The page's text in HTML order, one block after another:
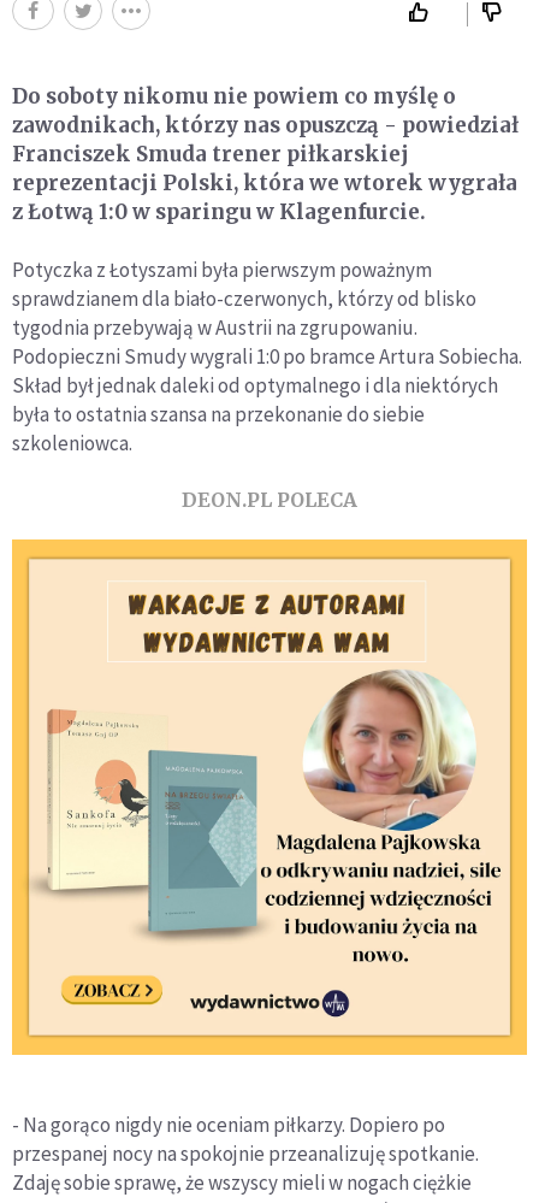
Do soboty nikomu nie powiem co myślę o
zawodnikach, którzy nas opuszczą - powiedział
Franciszek Smuda trener piłkarskiej
reprezentacji Polski, która we wtorek wygrała
z Łotwą 1:0 w sparingu w Klagenfurcie.
Potyczka z Łotyszami była pierwszym poważnym
sprawdzianem dla biało-czerwonych, którzy od blisko
tygodnia przebywają w Austrii na zgrupowaniu.
Podopieczni Smudy wygrali 1:0 po bramce Artura Sobiecha.
Skład był jednak daleki od optymalnego i dla niektórych
była to ostatnia szansa na przekonanie do siebie
szkoleniowca.
DEON.PL POLECA
- Na gorąco nigdy nie oceniam piłkarzy. Dopiero po
przespanej nocy na spokojnie przeanalizuję spotkanie.
Zdaję sobie sprawę, że wszyscy mieli w nogach ciężkie